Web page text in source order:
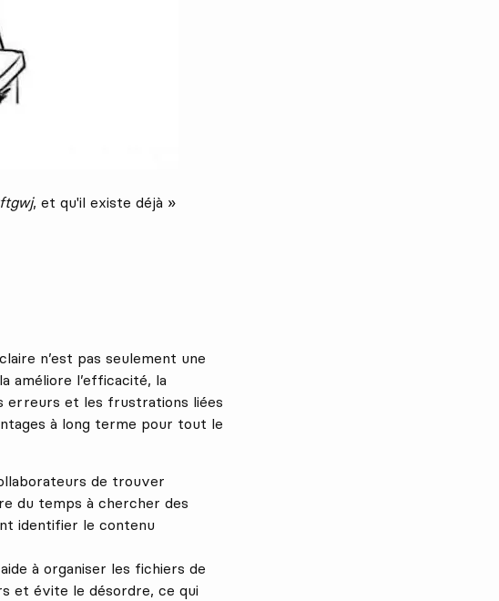
, et qu'il existe déjà »
n’est pas seulement une
améliore l’efficacité, la
erreurs et les frustrations liées
à long terme pour tout le
de trouver
du temps à chercher des
identifier le contenu
à organiser les fichiers de
et évite le désordre, ce qui